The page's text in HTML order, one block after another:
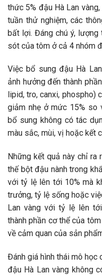
thức 5% đậu Hà Lan
tuần thử nghiệm, các
bất lợi. Đáng chú ý,
sót của tôm ở cả 4 nhóm
Việc bổ sung đậu Hà
ảnh hưởng đến thành
lipid, tro, canxi, phospho)
giảm nhẹ ở mức 15% so
bổ sung không có tác
màu sắc, mùi, vị hoặc kết
Những kết quả này chỉ ra
thế bột đậu nành trong
với tỷ lệ lên tới 10% mà
trưởng, tỷ lệ sống hoặc
Lan vàng với tỷ lệ lên
thành phần cơ thể của
về cảm quan của sản
Đánh giá hình thái mô
đậu Hà Lan vàng không